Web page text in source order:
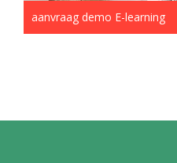
aanvraag demo E-learning